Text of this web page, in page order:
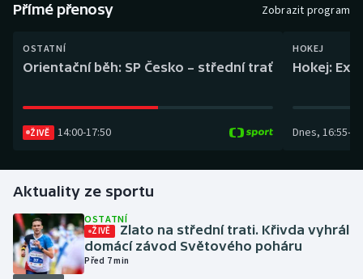
Curling
Dostihy
Futsal
Golf
Gymnastika
Házená
Přímé přenosy Zobrazit program
OSTATNÍ
Orientační běh: SP Česko – střední trať
ŽIVĚ 14:00-17:50
HOKEJ
Hokej:
Dnes, 16:55-
Aktuality ze sportu
OSTATNÍ
ŽIVĚ
Zlato na střední trati. Křivda vyhrál
domácí závod Světového poháru
Před 7 min